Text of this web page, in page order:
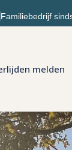
Familiebedrijf
melden